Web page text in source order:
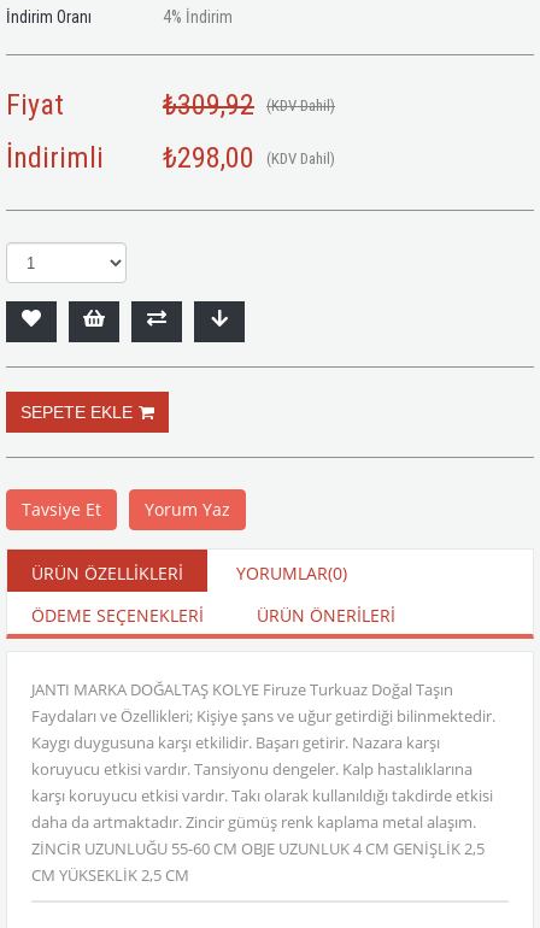
İndirim Oranı
%
4 İndirim
Fiyat ₺309,92 (KDV Dahil)
İndirimli ₺298,00 (KDV Dahil)
Tavsiye Et Yorum Yaz
ÜRÜN ÖZELLIKLERI YORUMLAR(0)
ÖDEME SEÇENEKLERI
ÜRÜN ÖNERILERI
JANTI MARKA DOĞALTAŞ KOLYE Firuze Turkuaz Doğal Taşın
Faydaları ve Özellikleri; Kişiye şans ve uğur getirdiği bilinmektedir.
Kaygı duygusuna karşı etkilidir. Başarı getirir. Nazara karşı
koruyucu etkisi vardır. Tansiyonu dengeler. Kalp hastalıklarına
karşı koruyucu etkisi vardır. Takı olarak kullanıldığı takdirde etkisi
daha da artmaktadır. Zincir gümüş renk kaplama metal alaşım.
ZİNCİR UZUNLUĞU 55-60 CM OBJE UZUNLUK 4 CM GENİŞLİK 2,5
CM YÜKSEKLİK 2,5 CM